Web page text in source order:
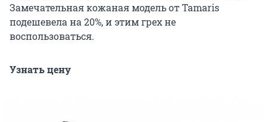
Замечательная кожаная модель от Tamaris
подешевела на 20%, и этим грех не
воспользоваться.
Узнать цену